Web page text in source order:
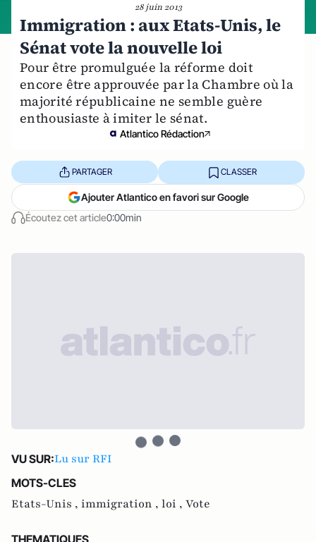
28 juin 2013
Immigration : aux Etats-Unis, le
Sénat vote la nouvelle loi
Pour être promulguée la réforme doit
encore être approuvée par la Chambre où la
majorité républicaine ne semble guère
enthousiaste à imiter le sénat.
Atlantico Rédaction
Écoutez cet article0:00min
PARTAGER CLASSER
Ajouter Atlantico en favori sur Google
VU SUR:Lu sur RFI
MOTS-CLES
Etats-Unis , immigration , loi , Vote
THEMATIQUES